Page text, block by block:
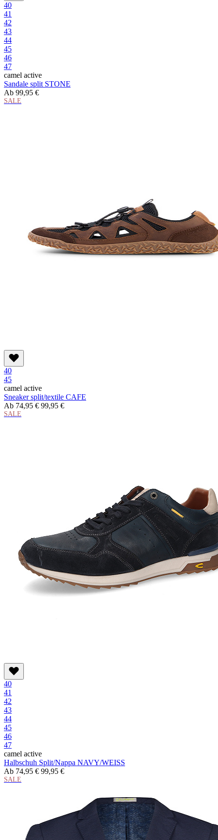
40
41
42
43
44
45
46
47
camel active
Sandale split STONE
Ab 99,95 €
SALE
40
45
camel active
Sneaker split/textile CAFE
Ab 74,95 € 99,95 €
SALE
40
41
42
43
44
45
46
47
camel active
Halbschuh Split/Nappa NAVY/WEISS
Ab 74,95 € 99,95 €
SALE